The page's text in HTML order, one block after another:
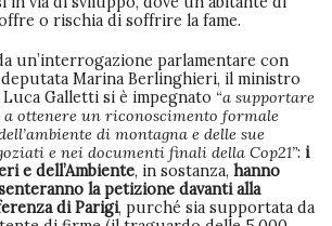
o rischia di soffrire la fame.
un’interrogazione parlamentare con
Marina Berlinghieri, il ministro
Luca Galletti si è impegnato “a supportare
ottenere un riconoscimento formale
di montagna e delle sue
e nei documenti finali della Cop21”: i
e dell’Ambiente, in sostanza, hanno
la petizione davanti alla
di Parigi, purché sia supportata da